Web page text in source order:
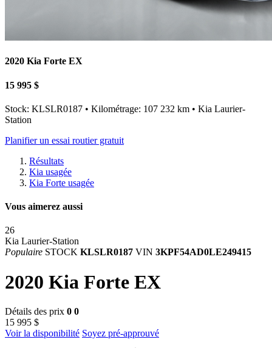
2020 Kia Forte EX
15 995 $
Stock: KLSLR0187 • Kilométrage: 107 232 km • Kia Laurier-
Station
Planifier un essai routier gratuit
Résultats
Kia usagée
Kia Forte usagée
Vous aimerez aussi
26
Kia Laurier-Station
Populaire STOCK KLSLR0187 VIN 3KPF54AD0LE249415
2020 Kia Forte EX
Détails des prix 0 0
15 995 $
Voir la disponibilité Soyez pré-approuvé